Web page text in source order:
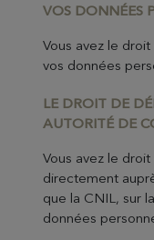
VOS DONNÉES
Vous avez le
vos données
LE DROIT DE
AUTORITÉ DE
Vous avez le
directement
que la CNIL, sur
données